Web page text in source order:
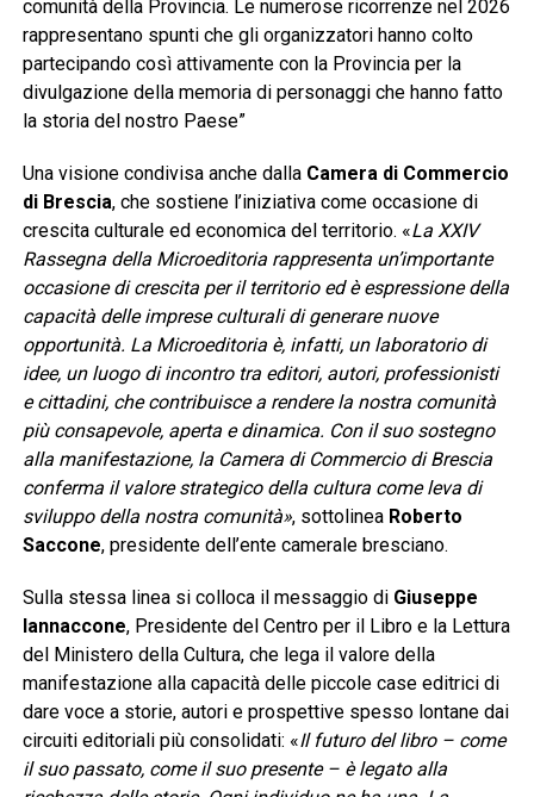
comunità della Provincia. Le numerose ricorrenze nel 2026
rappresentano spunti che gli organizzatori hanno colto
partecipando così attivamente con la Provincia per la
divulgazione della memoria di personaggi che hanno fatto
la storia del nostro Paese”
Una visione condivisa anche dalla Camera di Commercio
di Brescia, che sostiene l’iniziativa come occasione di
crescita culturale ed economica del territorio. «La XXIV
Rassegna della Microeditoria rappresenta un’importante
occasione di crescita per il territorio ed è espressione della
capacità delle imprese culturali di generare nuove
opportunità. La Microeditoria è, infatti, un laboratorio di
idee, un luogo di incontro tra editori, autori, professionisti
e cittadini, che contribuisce a rendere la nostra comunità
più consapevole, aperta e dinamica. Con il suo sostegno
alla manifestazione, la Camera di Commercio di Brescia
conferma il valore strategico della cultura come leva di
sviluppo della nostra comunità», sottolinea Roberto
Saccone, presidente dell’ente camerale bresciano.
Sulla stessa linea si colloca il messaggio di Giuseppe
Iannaccone, Presidente del Centro per il Libro e la Lettura
del Ministero della Cultura, che lega il valore della
manifestazione alla capacità delle piccole case editrici di
dare voce a storie, autori e prospettive spesso lontane dai
circuiti editoriali più consolidati: «Il futuro del libro – come
il suo passato, come il suo presente – è legato alla